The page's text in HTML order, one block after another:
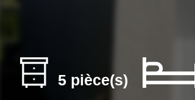
5 pièce(s)